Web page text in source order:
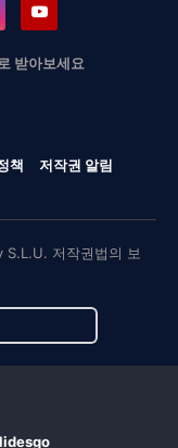
받아보세요
책
저작권 알림
저작권법의 보